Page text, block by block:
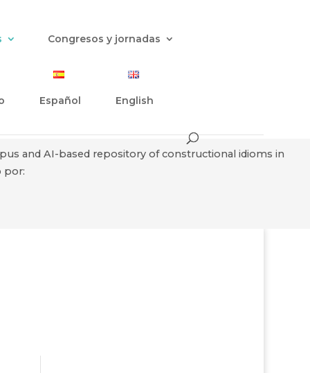
and AI-based repository of constructional idioms in
por:
Congresos y jornadas
Español English